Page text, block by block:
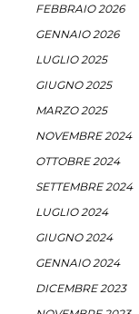
FEBBRAIO 2026
GENNAIO 2026
LUGLIO 2025
GIUGNO 2025
MARZO 2025
NOVEMBRE 2024
OTTOBRE 2024
SETTEMBRE 2024
LUGLIO 2024
GIUGNO 2024
GENNAIO 2024
DICEMBRE 2023